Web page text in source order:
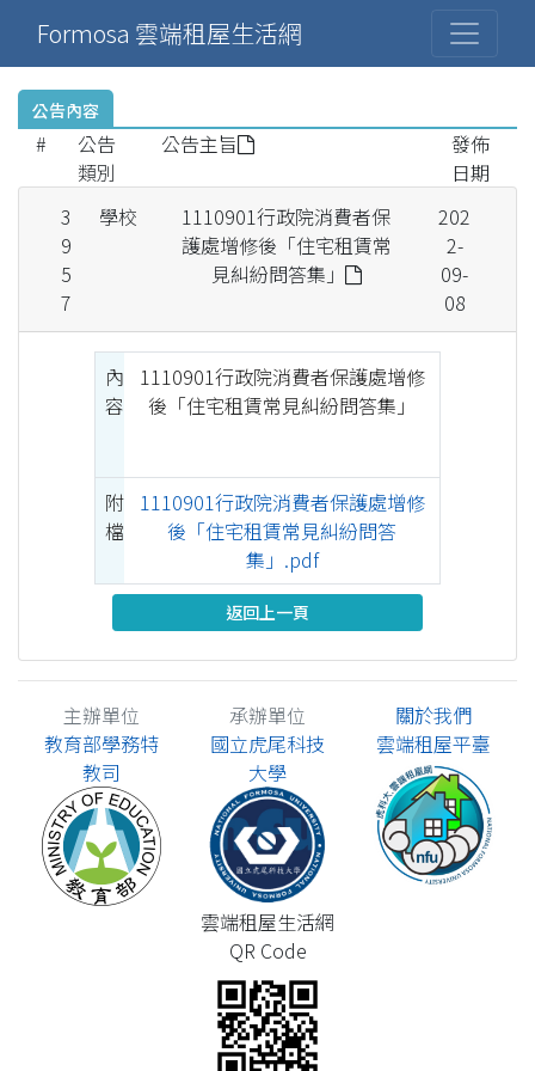
Formosa 雲端租屋生活網
公告內容
#
公告
類別
公告主旨
發佈
日期
3
9
5
7
學校
1110901行政院消費者保
護處增修後「住宅租賃常
見糾紛問答集」
202
2-
09-
08
內
容
1110901行政院消費者保護處增修
後「住宅租賃常見糾紛問答集」
附
檔
1110901行政院消費者保護處增修
後「住宅租賃常見糾紛問答
集」.pdf
返回上一頁
主辦單位
教育部學務特
教司
承辦單位
國立虎尾科技
大學
關於我們
雲端租屋平臺
雲端租屋生活網
QR Code